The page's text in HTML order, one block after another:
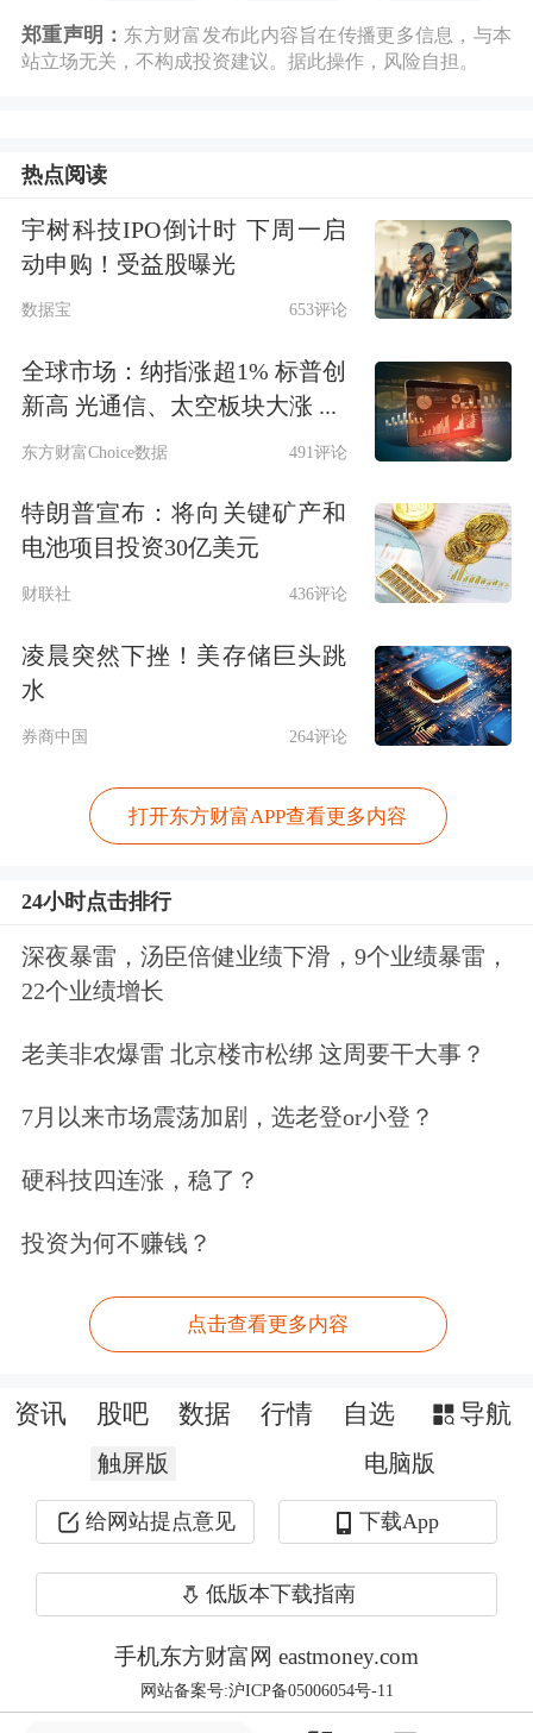
险提示：金融交易场景主要存在引发错
括记忆投毒导致错误交易，身份认证绕
代码的插件导致交易凭证被窃取；极端
情况下因缺乏熔断或应急机制，导致智
能体失控频繁下单等风险。
“养龙虾”炒股刷屏社交平台
Openclaw并非新鲜玩意，早已有聪明人
以“Openclaw量化交易”“Openclaw选
一些创作者通过图文或视频展示利用
Openclaw进行选股、量化交易的记录。
在其中，一些发布者称，其使用
Openclaw编写了股票复盘模块，能够定
期抓取行情数据并进行量化分析，自动
生成分析报告，甚至在一定条件触发后
郑重声明： 东方财富发布此内容旨在传播更多信息，与本
站立场无关，不构成投资建议。据此操作，风险自担。
热点阅读
宇树科技IPO倒计时 下周一启
动申购！受益股曝光
数据宝 653评论
全球市场：纳指涨超1% 标普创
新高 光通信、太空板块大涨 ...
东方财富Choice数据 491评论
特朗普宣布：将向关键矿产和
电池项目投资30亿美元
财联社 436评论
凌晨突然下挫！美存储巨头跳
水
券商中国 264评论
打开东方财富APP查看更多内容
24小时点击排行
深夜暴雷，汤臣倍健业绩下滑，9个业绩暴雷，
22个业绩增长
老美非农爆雷 北京楼市松绑 这周要干大事？
7月以来市场震荡加剧，选老登or小登？
硬科技四连涨，稳了？
投资为何不赚钱？
点击查看更多内容
资讯 股吧 数据 行情 自选 导航
触屏版 电脑版
给网站提点意见 下载App
低版本下载指南
手机东方财富网 eastmoney.com
网站备案号:沪ICP备05006054号-11